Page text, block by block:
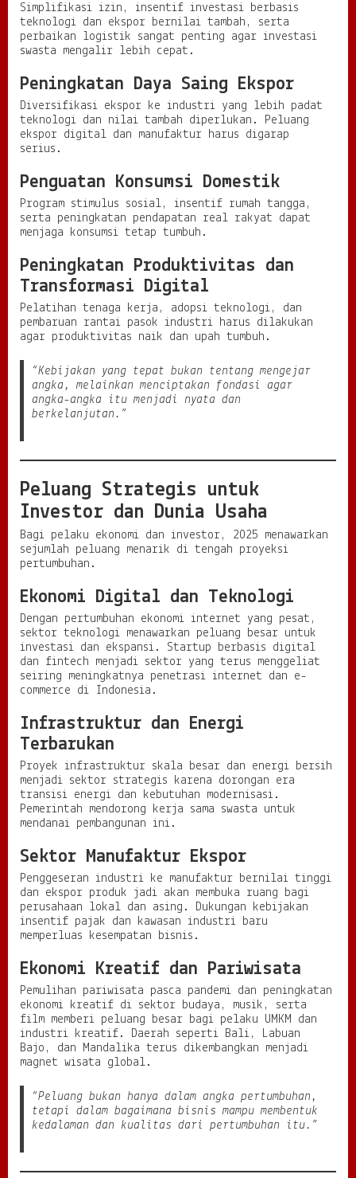
Simplifikasi izin, insentif investasi berbasis
teknologi dan ekspor bernilai tambah, serta
perbaikan logistik sangat penting agar investasi
swasta mengalir lebih cepat.
Peningkatan Daya Saing Ekspor
Diversifikasi ekspor ke industri yang lebih padat
teknologi dan nilai tambah diperlukan. Peluang
ekspor digital dan manufaktur harus digarap
serius.
Penguatan Konsumsi Domestik
Program stimulus sosial, insentif rumah tangga,
serta peningkatan pendapatan real rakyat dapat
menjaga konsumsi tetap tumbuh.
Peningkatan Produktivitas dan
Transformasi Digital
Pelatihan tenaga kerja, adopsi teknologi, dan
pembaruan rantai pasok industri harus dilakukan
agar produktivitas naik dan upah tumbuh.
“Kebijakan yang tepat bukan tentang mengejar
angka, melainkan menciptakan fondasi agar
angka-angka itu menjadi nyata dan
berkelanjutan.”
Peluang Strategis untuk
Investor dan Dunia Usaha
Bagi pelaku ekonomi dan investor, 2025 menawarkan
sejumlah peluang menarik di tengah proyeksi
pertumbuhan.
Ekonomi Digital dan Teknologi
Dengan pertumbuhan ekonomi internet yang pesat,
sektor teknologi menawarkan peluang besar untuk
investasi dan ekspansi. Startup berbasis digital
dan fintech menjadi sektor yang terus menggeliat
seiring meningkatnya penetrasi internet dan e-
commerce di Indonesia.
Infrastruktur dan Energi
Terbarukan
Proyek infrastruktur skala besar dan energi bersih
menjadi sektor strategis karena dorongan era
transisi energi dan kebutuhan modernisasi.
Pemerintah mendorong kerja sama swasta untuk
mendanai pembangunan ini.
Sektor Manufaktur Ekspor
Penggeseran industri ke manufaktur bernilai tinggi
dan ekspor produk jadi akan membuka ruang bagi
perusahaan lokal dan asing. Dukungan kebijakan
insentif pajak dan kawasan industri baru
memperluas kesempatan bisnis.
Ekonomi Kreatif dan Pariwisata
Pemulihan pariwisata pasca pandemi dan peningkatan
ekonomi kreatif di sektor budaya, musik, serta
film memberi peluang besar bagi pelaku UMKM dan
industri kreatif. Daerah seperti Bali, Labuan
Bajo, dan Mandalika terus dikembangkan menjadi
magnet wisata global.
“Peluang bukan hanya dalam angka pertumbuhan,
tetapi dalam bagaimana bisnis mampu membentuk
kedalaman dan kualitas dari pertumbuhan itu.”